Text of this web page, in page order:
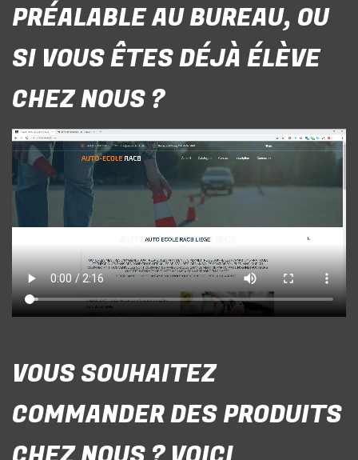
PRÉALABLE AU BUREAU, OU
SI VOUS ÊTES DÉJÀ ÉLÈVE
CHEZ NOUS ?
VOUS SOUHAITEZ
COMMANDER DES PRODUITS